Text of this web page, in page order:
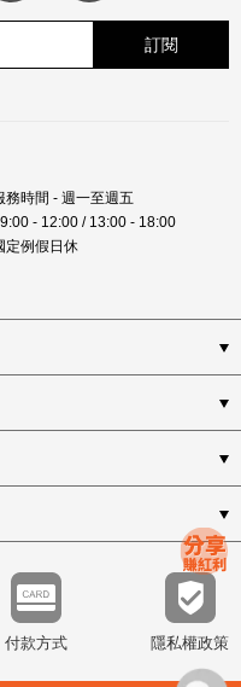
訂閱
務時間 - 週一至週五
- 12:00 / 13:00 - 18:00
定例假日休
付款方式 隱私權政策